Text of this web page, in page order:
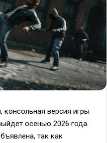
версия игры
осенью 2026 года.
так как